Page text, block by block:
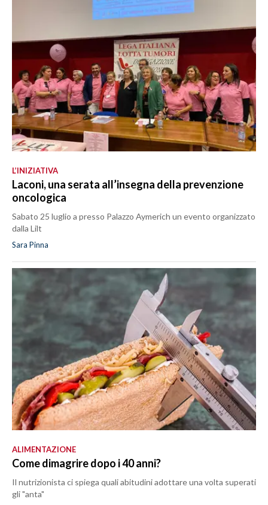
L’INIZIATIVA
Laconi, una serata all’insegna della prevenzione
oncologica
Sabato 25 luglio a presso Palazzo Aymerich un evento organizzato
dalla Lilt
Sara Pinna
ALIMENTAZIONE
Come dimagrire dopo i 40 anni?
Il nutrizionista ci spiega quali abitudini adottare una volta superati
gli "anta"